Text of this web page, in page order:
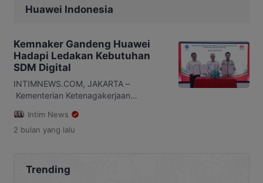
Huawei Indonesia
Kemnaker Gandeng Huawei
Hadapi Ledakan Kebutuhan
SDM Digital
INTIMNEWS.COM, JAKARTA –
Kementerian Ketenagakerjaan
memperkuat kemitraan strategis
melalui penandatanganan nota
kompetensi digital di Jakarta, Selasa
(26/5/2026). Nota kesepahaman
Intim News
2 bulan yang lalu
Trending